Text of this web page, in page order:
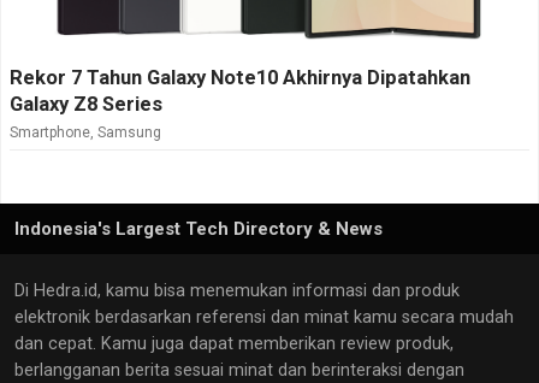
Rekor 7 Tahun Galaxy Note10 Akhirnya Dipatahkan
Galaxy Z8 Series
Smartphone, Samsung
Indonesia's Largest Tech Directory & News
Di Hedra.id, kamu bisa menemukan informasi dan produk
elektronik berdasarkan referensi dan minat kamu secara mudah
dan cepat. Kamu juga dapat memberikan review produk,
berlangganan berita sesuai minat dan berinteraksi dengan